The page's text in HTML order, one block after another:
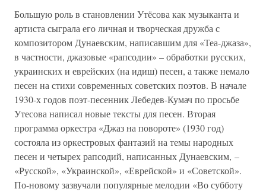
Большую роль в становлении Утёсова как музыканта и
артиста сыграла его личная и творческая дружба с
композитором Дунаевским, написавшим для «Теа-джаза»,
в частности, джазовые «рапсодии» – обработки русских,
украинских и еврейских (на идиш) песен, а также немало
песен на стихи современных советских поэтов. В начале
1930-х годов поэт-песенник Лебедев-Кумач по просьбе
Утесова написал новые тексты для песен. Вторая
программа оркестра «Джаз на повороте» (1930 год)
состояла из оркестровых фантазий на темы народных
песен и четырех рапсодий, написанных Дунаевским, –
«Русской», «Украинской», «Еврейской» и «Советской».
По-новому зазвучали популярные мелодии «Во субботу